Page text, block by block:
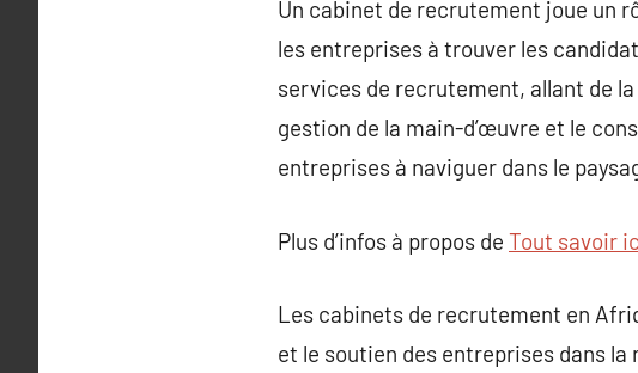
Un cabinet de recrutement joue un
les entreprises à trouver les
services de recrutement, allant de
gestion de la main-d’œuvre et le
entreprises à naviguer dans le
Plus d’infos à propos de Tout savoir
Les cabinets de recrutement en
et le soutien des entreprises dans